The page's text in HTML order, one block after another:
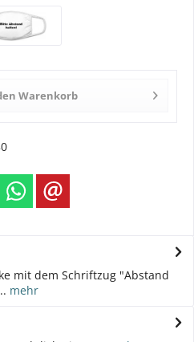
Warenkorb
mit dem Schriftzug "Abstand
mehr